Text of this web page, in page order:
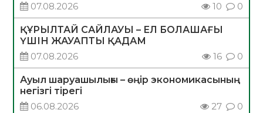
07.08.2026
10 0
ҚҰРЫЛТАЙ САЙЛАУЫ – ЕЛ БОЛАШАҒЫ
ҮШІН ЖАУАПТЫ ҚАДАМ
07.08.2026
16 0
Ауыл шаруашылығы – өңір экономикасының
негізгі тірегі
06.08.2026
27 0